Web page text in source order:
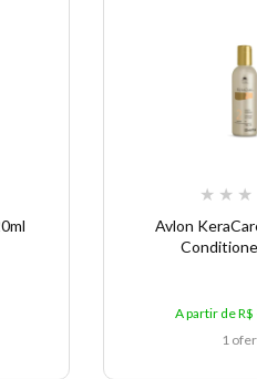
★ ★ ★
Avlon
A partir de R$
1